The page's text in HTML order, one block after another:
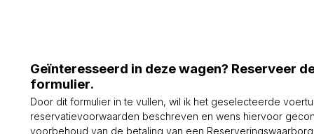
Geïnteresseerd in deze wagen? Reserveer
formulier.
Door dit formulier in te vullen, wil ik het geselecteerde
reservatievoorwaarden beschreven en wens hiervoor
voorbehoud van de betaling van een